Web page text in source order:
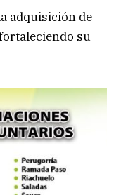
adquisición de
su